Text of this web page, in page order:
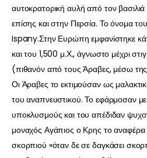
αυτοκρατορική αυλή από τον
επίσης και στην Περσία. Το όνομα
Ispany.Στην Ευρώπη εμφανίστηκε
και του 1,500 μ.Χ., άγνωστο μέχρι
(πιθανόν από τους Άραβες, μέσω
Οι Άραβες το εκτιμούσαν ως
του αναπνευστικού. Το εφάρμοσαν
υποκλυσμούς και του απέδιδαν
μοναχός Αγάπιος ο Κρης το
σκορπιού «όταν δε σε δαγκάσει